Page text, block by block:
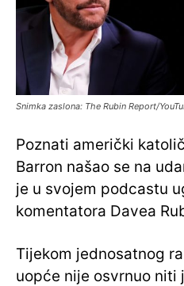
Snimka zaslona: The Rubin Report/
Poznati američki
Barron našao se na
je u svojem podcastu
komentatora Davea
Tijekom jednosatnog
uopće nije osvrnuo niti